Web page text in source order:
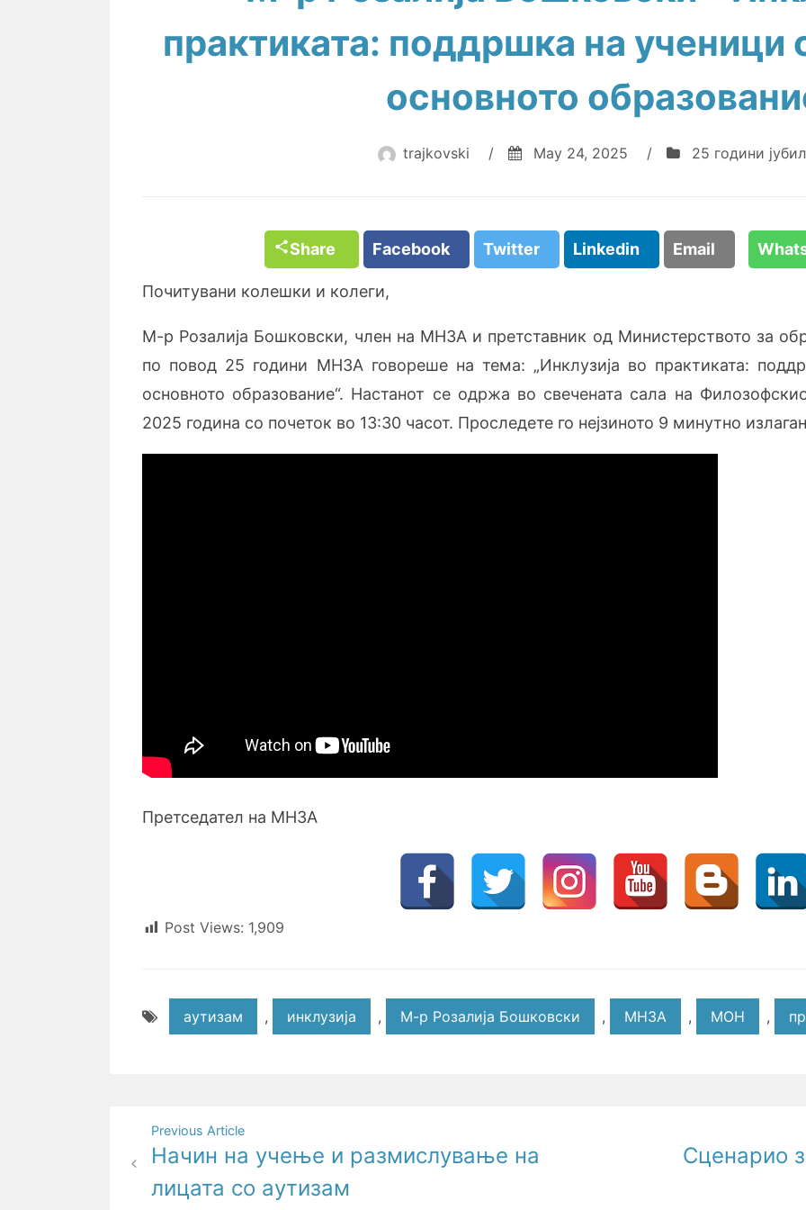
практиката: поддршка на ученици
основното
trajkovski / May 24, 2025 / 25 години
Share Facebook Twitter Linkedin Email
Почитувани колешки и колеги,
M-p Розалија Бошковски, член на МНЗА и претставник од Министерството за
по повод 25 години МНЗА говореше на тема: „Инклузија во практиката:
основното образование“. Настанот се одржа во свечената сала на
2025 година со почеток во 13:30 часот. Проследете го нејзиното 9 минутно
Претседател на МНЗА
Post Views: 1,909
аутизам , инклузија , М-р Розалија Бошковски , МНЗА , МОН ,
Post
navigation
Previous Article
Начин на учење и размислување на
лицата со аутизам
Сценарио